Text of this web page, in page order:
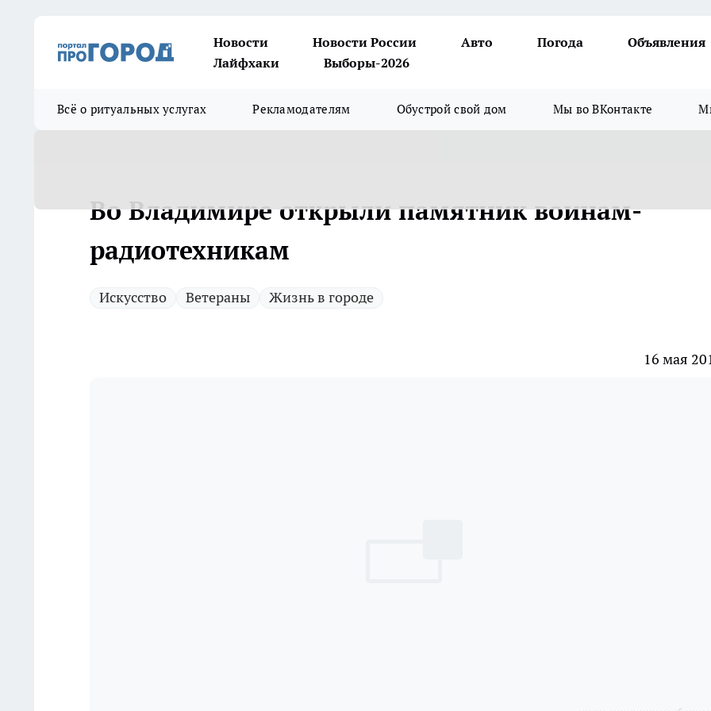
Новости Новости России Авто Погода
Объявления
Лайфхаки
Выборы-2026
Всё о ритуальных услугах Рекламодателям Обустрой свой дом Мы во ВКонтакте
Во Владимире открыли памятник воинам-
радиотехникам
Искусство Ветераны Жизнь в городе
16 мая